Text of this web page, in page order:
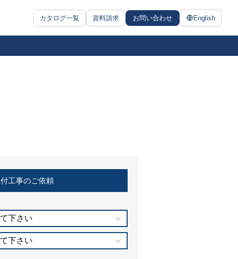
カタログ一覧 資料請求 お問い合わせ English
工事のご依頼
下さい
下さい